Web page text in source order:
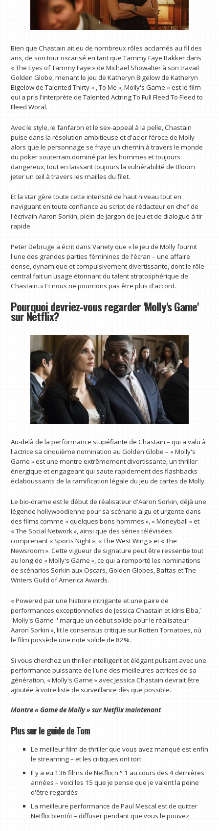
Bien que Chastain ait eu de nombreux rôles acclamés au fil des
ans, de son tour oscarisé en tant que Tammy Faye Bakker dans
« The Eyes of Tammy Faye » de Michael Showalter à son travail
Golden Globe, menant le jeu de Katheryn Bigelow de Katheryn
Bigelow de Talented Thirty « , To Me », Molly's Game « est le film
qui a pris l'interprète de Talented Actring To Full Fleed To Fleed to
Fleed Woral.
Avec le style, le fanfaron et le sex-appeal à la pelle, Chastain
puise dans la résolution ambitieuse et d'acier féroce de Molly
alors que le personnage se fraye un chemin à travers le monde
du poker souterrain dominé par les hommes et toujours
dangereux, tout en laissant toujours la vulnérabilité de Bloom
jeter un œil à travers les mailles du filet.
Et la star gère toute cette intensité de haut niveau tout en
naviguant en toute confiance au script de rédacteur en chef de
l'écrivain Aaron Sorkin, plein de jargon de jeu et de dialogue à tir
rapide.
Peter Debruge a écrit dans Variety que « le jeu de Molly fournit
l'une des grandes parties féminines de l'écran – une affaire
dense, dynamique et compulsivement divertissante, dont le rôle
central fait un usage étonnant du talent stratosphérique de
Chastain. » Et nous ne pourrions pas être plus d'accord.
Pourquoi devriez-vous regarder 'Molly's Game'
sur Netflix?
Au-delà de la performance stupéfiante de Chastain – qui a valu à
l'actrice sa cinquième nomination au Golden Globe – « Molly's
Game » est une montre extrêmement divertissante, un thriller
énergique et engageant qui saute rapidement des flashbacks
éclaboussants de la ramification légale du jeu de cartes de Molly.
Le bio-drame est le début de réalisateur d'Aaron Sorkin, déjà une
légende hollywoodienne pour sa scénario aigu et urgente dans
des films comme « quelques bons hommes », « Moneyball » et
« The Social Network », ainsi que des séries télévisées
comprenant « Sports Night », « The West Wing » et « The
Newsroom ». Cette vigueur de signature peut être ressentie tout
au long de « Molly's Game », ce qui a remporté les nominations
de scénarios Sorkin aux Oscars, Golden Globes, Baftas et The
Writers Guild of America Awards.
« Powered par une histoire intrigante et une paire de
performances exceptionnelles de Jessica Chastain et Idris Elba,`
`Molly's Game '' marque un début solide pour le réalisateur
Aaron Sorkin », lit le consensus critique sur Rotten Tomatoes, où
le film possède une note solide de 82%.
Si vous cherchez un thriller intelligent et élégant pulsant avec une
performance puissante de l'une des meilleures actrices de sa
génération, « Molly's Game » avec Jessica Chastain devrait être
ajoutée à votre liste de surveillance dès que possible.
Montre« Game de Molly » sur Netflixmaintenant
Plus sur le guide de Tom
Le meilleur film de thriller que vous avez manqué est enfin
le streaming – et les critiques ont tort
Il y a eu 136 films de Netflix n ° 1 au cours des 4 dernières
années – voici les 15 que je pense que je valent la peine
d'être regardés
La meilleure performance de Paul Mescal est de quitter
Netflix bientôt – diffuser pendant que vous le pouvez